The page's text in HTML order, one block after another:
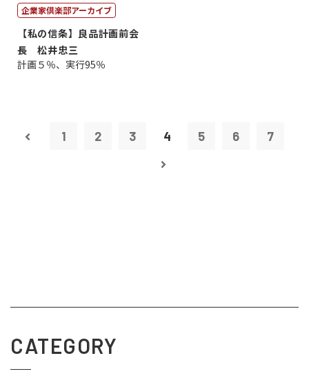
企業家倶楽部アーカイブ
【私の信条】良品計画前会
長 松井忠三
計画５％、実行95％
1 2 3 4 5 6 7
CATEGORY